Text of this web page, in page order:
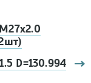
D=130.994